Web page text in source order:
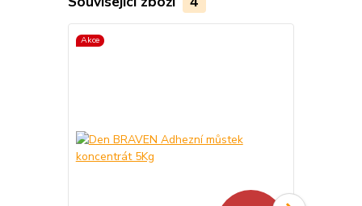
Akce